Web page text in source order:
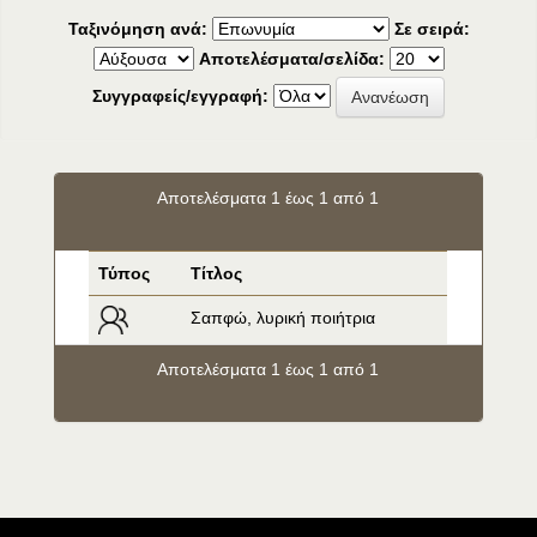
Ταξινόμηση ανά:
Σε σειρά:
Αποτελέσματα/σελίδα:
Συγγραφείς/εγγραφή:
Αποτελέσματα 1 έως 1 από 1
Τύπος Τίτλος
Σαπφώ, λυρική ποιήτρια
Αποτελέσματα 1 έως 1 από 1